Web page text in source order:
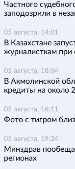
Частного
заподозрили в
05 августа, 14:01
В Казахстане
журналисткам при
05 августа, 18:04
В Акмолинской
кредиты на около
05 августа, 16:11
Фото с тигром
05 августа, 19:24
Минздрав
регионах